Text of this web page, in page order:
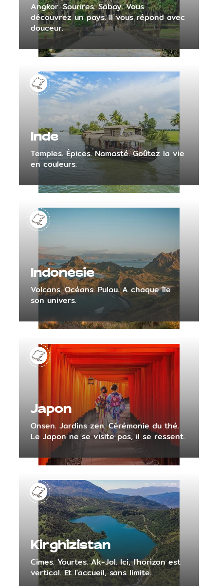
Angkor. Sourires. Sabay. Vous
découvrez un pays. Il vous répond avec
douceur.
Inde
Temples. Épices. Namasté. Goûtez la vie
en couleurs.
Indonésie
Volcans. Océans. Pulau. A chaque île
son univers.
Japon
Onsen. Jardins zen. Cérémonie du thé.
Le Japon ne se visite pas, il se ressent.
Kirghizistan
Cimes. Yourtes. Ak-Jol. Ici, l'horizon est
vertical. Et l'accueil, sans limite.